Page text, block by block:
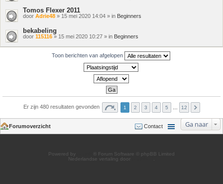
Tomos Flexer 2011
door Adrie48 » 15 mei 2020 14:04 » in Beginners
bekabeling
door 115116» 15 mei 2020 10:27 » in Beginners
Toon berichten van afgelopen
Er zijn 480 resultaten gevonden 1 2 3 4 5 12
Ga naar
Forumoverzicht Contact
Powered by
® Forum Software © phpBB Limited
Nederlandse vertaling door